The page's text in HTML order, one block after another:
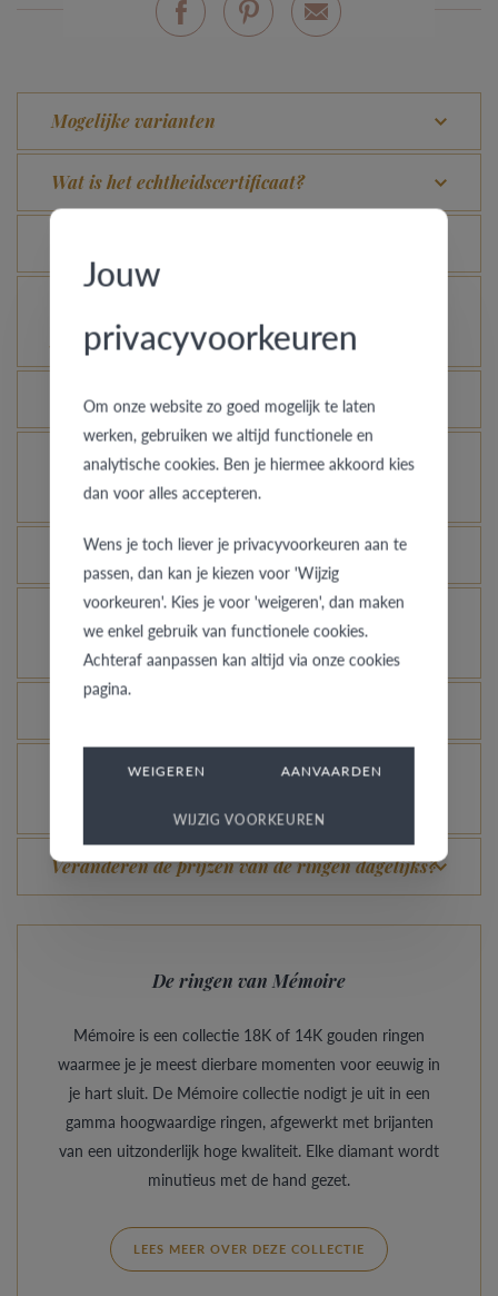
Mogelijke varianten
Wat is het echtheidscertificaat?
geldig?
Kan elke ring gegraveerd worden?
Hoe kan ik zien hoe de ring er uit ziet in een
andere kleur of breedte?
Wat betekent de VdB&VR kwaliteitsgarantie?
Hoe vermijd je dat het gerhodineerd wit goud
verandert in champagnekleur?
Je gouden, platina of palladium ring nog meer
Veranderen de prijzen van de ringen dagelijks?
De ringen van Mémoire
Mémoire is een collectie 18K of 14K gouden ringen
waarmee je je meest dierbare momenten voor eeuwig in
je hart sluit. De Mémoire collectie nodigt je uit in een
gamma hoogwaardige ringen, afgewerkt met brijanten
van een uitzonderlijk hoge kwaliteit. Elke diamant wordt
minutieus met de hand gezet.
LEES MEER OVER DEZE COLLECTIE
Jouw
privacyvoorkeuren
Om onze website zo goed mogelijk te laten
werken, gebruiken we altijd functionele en
analytische cookies. Ben je hiermee akkoord kies
dan voor alles accepteren.
Wens je toch liever je privacyvoorkeuren aan te
passen, dan kan je kiezen voor 'Wijzig
voorkeuren'. Kies je voor 'weigeren', dan maken
we enkel gebruik van functionele cookies.
Achteraf aanpassen kan altijd via onze cookies
pagina.
WEIGEREN AANVAARDEN
WIJZIG VOORKEUREN